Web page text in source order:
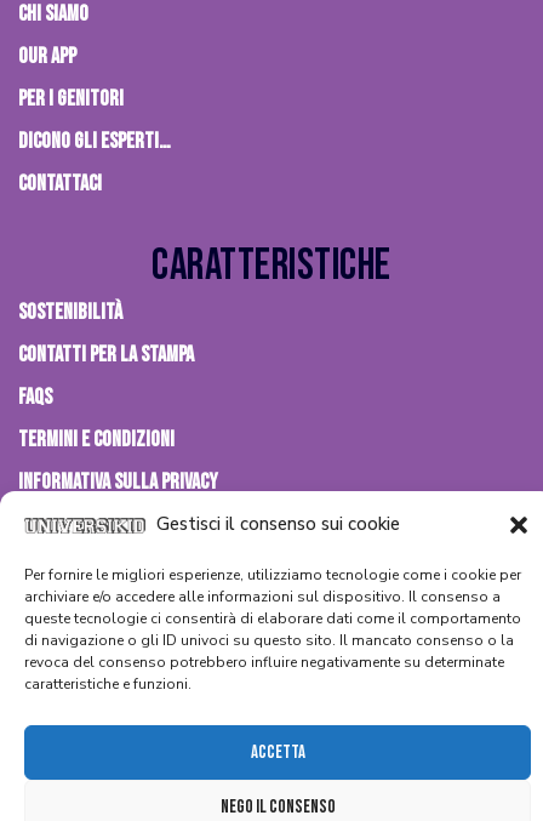
Gestisci il consenso sui cookie
Per fornire le migliori esperienze, utilizziamo tecnologie come i cookie per
archiviare e/o accedere alle informazioni sul dispositivo. Il consenso a
queste tecnologie ci consentirà di elaborare dati come il comportamento
di navigazione o gli ID univoci su questo sito. Il mancato consenso o la
revoca del consenso potrebbero influire negativamente su determinate
caratteristiche e funzioni.
Accetta
Nego Il Consenso
Chi siamo
OUR APP
PER I GENITORI
Dicono gli esperti…
Contattaci
Caratteristiche
Sostenibilità
Contatti per la stampa
FAQs
Termini e Condizioni
Informativa sulla Privacy
Informativa sui Cookie
@ 2026 – BIMBI WORLDWIDE S.L -VATID ESB67899377 – TUTTI I DIRITTI
RISERVATI
Contattaci